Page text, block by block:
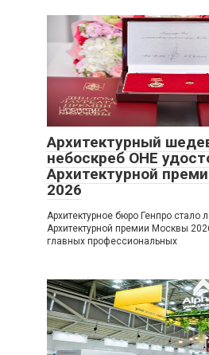
Новости
Архитектурный
небоскреб ОНЕ
Архитектурной
2026
Архитектурное бюро Генпро стало
Архитектурной премии Москвы
главных профессиональных